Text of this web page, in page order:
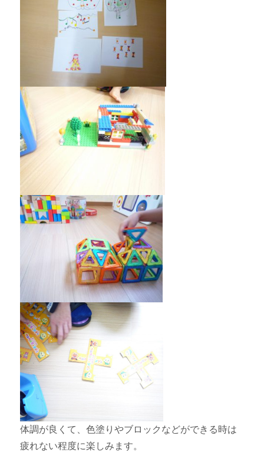
体調が良くて、色塗りやブロックなどができる時は
疲れない程度に楽しみます。